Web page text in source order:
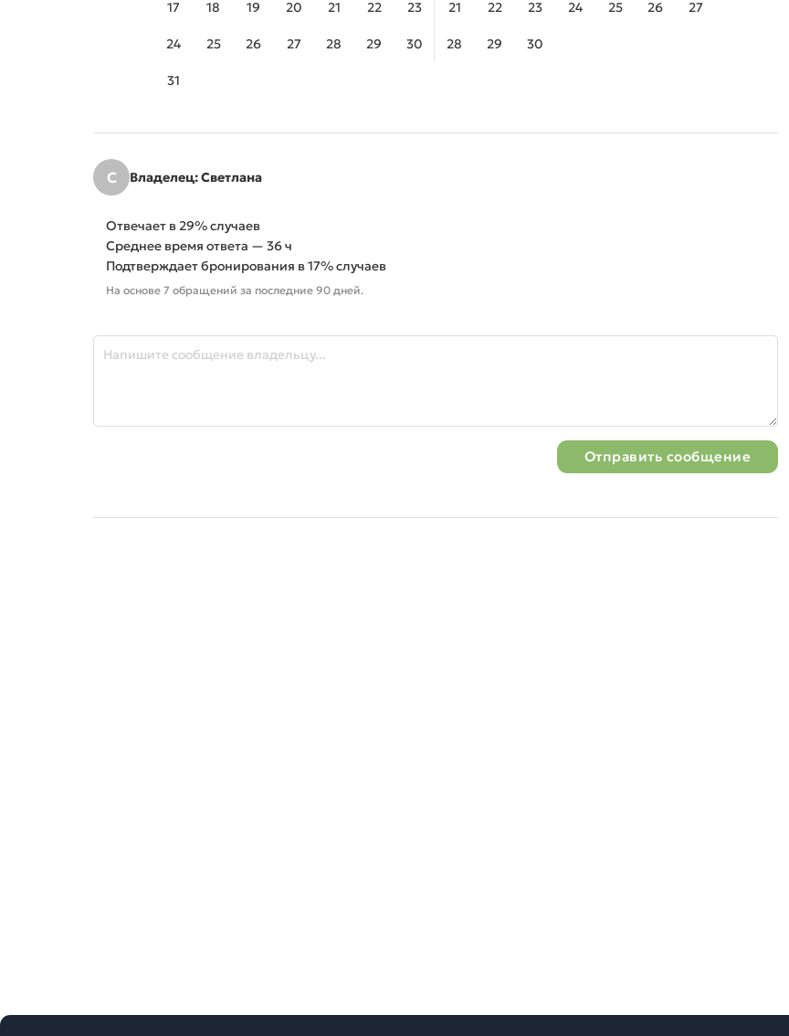
17 18 19 20 21 22 23
24 25 26 27 28 29 30
31
21 22 23 24 25 26 27
28 29 30
С Владелец: Светлана
Отвечает в 29% случаев
Среднее время ответа — 36 ч
Подтверждает бронирования в 17% случаев
На основе 7 обращений за последние 90 дней.
Отправить сообщение